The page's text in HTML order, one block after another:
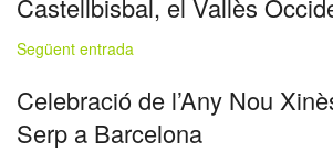
Següent entrada
Celebració de l’Any Nou
Serp a Barcelona